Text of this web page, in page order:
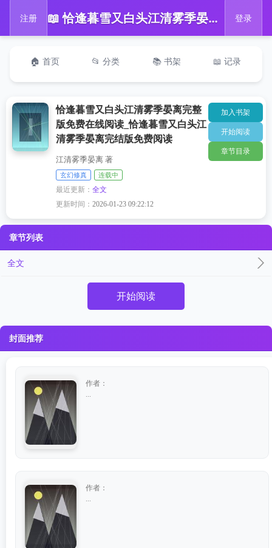
注册 📖 恰逢暮雪又白头江清雾季晏离完整版免费在线阅读_恰逢暮雪又白头江清雾季晏离完结版免费阅读 登录
🏠 首页 📂 分类 📚 书架 📖 记录
恰逢暮雪又白头江清雾季晏离完整
版免费在线阅读_恰逢暮雪又白头江
清雾季晏离完结版免费阅读
江清雾季晏离 著
玄幻修真 连载中
最近更新：全文
更新时间：2026-01-23 09:22:12
加入书架
开始阅读
章节目录
章节列表
全文
开始阅读
封面推荐
作者：
作者：